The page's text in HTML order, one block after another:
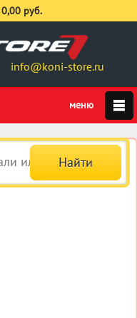
info@koni-store.ru
0,00 руб.